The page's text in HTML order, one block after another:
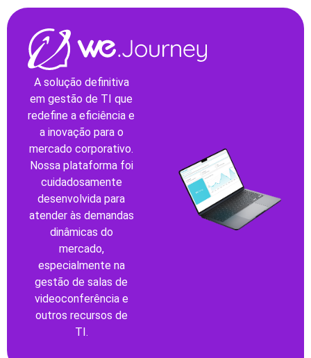
A solução definitiva
em gestão de TI que
redefine a eficiência e
a inovação para o
mercado corporativo.
Nossa plataforma foi
cuidadosamente
desenvolvida para
atender às demandas
dinâmicas do
mercado,
especialmente na
gestão de salas de
videoconferência e
outros recursos de
TI.